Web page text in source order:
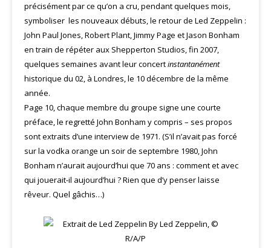
précisément par ce qu’on a cru, pendant quelques mois,
symboliser les nouveaux débuts, le retour de Led Zeppelin :
John Paul Jones, Robert Plant, Jimmy Page et Jason Bonham
en train de répéter aux Shepperton Studios, fin 2007,
quelques semaines avant leur concertinstantanément
historique du 02, à Londres, le 10 décembre de la même
année.
Page 10, chaque membre du groupe signe une courte
préface, le regretté John Bonham y compris – ses propos
sont extraits d’une interview de 1971. (S’il n’avait pas forcé
sur la vodka orange un soir de septembre 1980, John
Bonham n’aurait aujourd’hui que 70 ans : comment et avec
qui jouerait-il aujourd’hui ? Rien que d’y penser laisse
rêveur. Quel gâchis…)